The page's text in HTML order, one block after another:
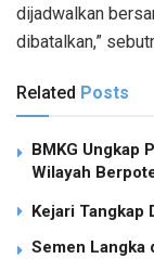
dijadwalkan
dibatalkan,”
Related Posts
BMKG Ungkap
Wilayah
Kejari Tangkap
Semen Langka